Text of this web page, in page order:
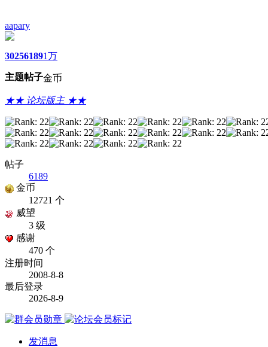
aapary
3025
主题
6189
帖子
1万
金币
★★ 论坛版主 ★★
帖子
6189
金币
12721 个
威望
3 级
感谢
470 个
注册时间
2008-8-8
最后登录
2026-8-9
发消息